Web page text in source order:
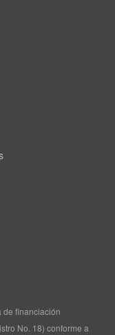
de financiación
No. 18) conforme a